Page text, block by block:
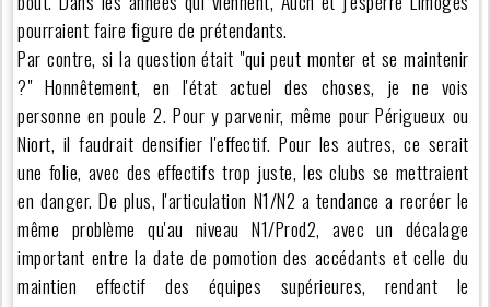
pourraient faire figure de prétendants.
Par contre, si la question était "qui peut monter et se maintenir
?" Honnêtement, en l'état actuel des choses, je ne vois
personne en poule 2. Pour y parvenir, même pour Périgueux ou
Niort, il faudrait densifier l'effectif. Pour les autres, ce serait
une folie, avec des effectifs trop juste, les clubs se mettraient
en danger. De plus, l'articulation N1/N2 a tendance a recréer le
même problème qu'au niveau N1/Prod2, avec un décalage
important entre la date de pomotion des accédants et celle du
maintien effectif des équipes supérieures, rendant le